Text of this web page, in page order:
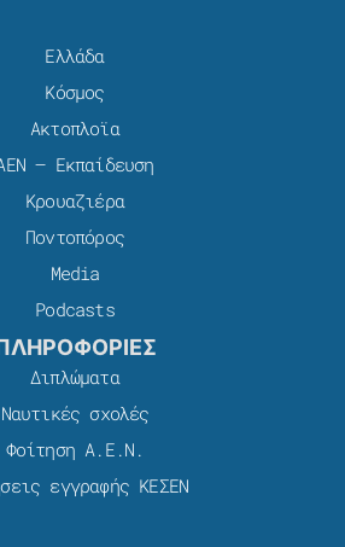
Ελλάδα
Κόσμος
Ακτοπλοϊα
– Εκπαίδευση
Κρουαζιέρα
Ποντοπόρος
Media
Podcasts
Διπλώματα
Ναυτικές σχολές
Φοίτηση Α.Ε.Ν.
εγγραφής ΚΕΣΕΝ